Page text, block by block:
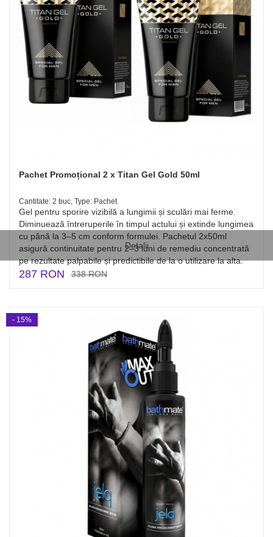
Detalii
Pachet Promoțional 2 x Titan Gel Gold 50ml
Cantitate: 2 buc, Type: Pachet
Gel pentru sporire vizibilă a lungimii și sculări mai ferme.
Diminuează întreruperile în timpul actului și extinde lungimea
cu până la 3–5 cm conform formulei. Pachetul 2x50ml
asigură continuitate pentru 2–3 luni de remediu concentrată
pe rezultate palpabile și predictibile de la o utilizare la alta.
287 RON 338 RON
- 15%